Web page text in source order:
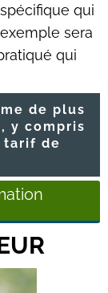
qui
sera
qui
de plus
y compris
tarif de